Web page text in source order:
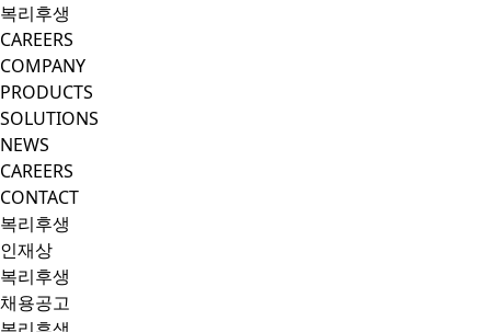
복리후생
CAREERS
COMPANY
PRODUCTS
SOLUTIONS
NEWS
CAREERS
CONTACT
복리후생
인재상
복리후생
채용공고